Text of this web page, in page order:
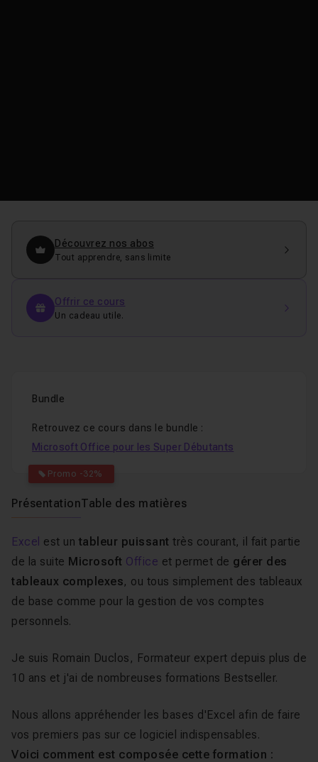
Découvrez nos abos
Tout apprendre, sans limite
Offrir ce cours
Un cadeau utile.
Bundle
Retrouvez ce cours dans le bundle :
Promo -32%
Microsoft Office pour les Super Débutants
PrésentationTable des matières
Excel est un tableur puissant très courant, il fait partie
de la suite Microsoft Office et permet de gérer des
tableaux complexes, ou tous simplement des tableaux
de base comme pour la gestion de vos comptes
personnels.
Je suis Romain Duclos, Formateur expert depuis plus de
10 ans et j'ai de nombreuses formations Bestseller.
Nous allons appréhender les bases d'Excel afin de faire
vos premiers pas sur ce logiciel indispensables.
Voici comment est composée cette formation :